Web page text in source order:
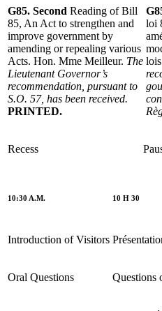
G85. Second Reading of Bill
85, An Act to strengthen and
improve government by
amending or repealing various
Acts. Hon. Mme Meilleur. The
Lieutenant Governor’s
recommendation, pursuant to
S.O. 57, has been received.
PRINTED.
loi
Recess
10:30 A.M. 10 H 30
Introduction of Visitors
Oral Questions Questions